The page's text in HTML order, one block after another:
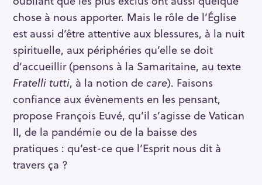
chose à nous apporter. Mais le rôle de l’Église
est aussi d’être attentive aux blessures, à la nuit
spirituelle, aux périphéries qu’elle se doit
d’accueillir (pensons à la Samaritaine, au texte
Fratelli tutti, à la notion decare). Faisons
confiance aux évènements en les pensant,
propose François Euvé, qu’il s’agisse de Vatican
II, de la pandémie ou de la baisse des
pratiques : qu’est-ce que l’Esprit nous dit à
travers ça ?